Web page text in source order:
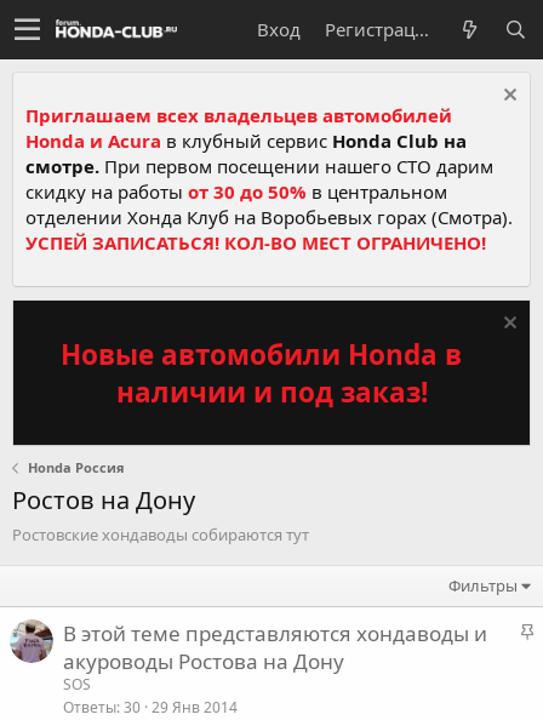
Вход Регистрация
Приглашаем всех владельцев автомобилей
Honda и Acura в клубный сервис Honda Club на
смотре. При первом посещении нашего СТО дарим
скидку на работы от 30 до 50% в центральном
отделении Хонда Клуб на Воробьевых горах (Смотра).
УСПЕЙ ЗАПИСАТЬСЯ! КОЛ-ВО МЕСТ ОГРАНИЧЕНО!
Новые автомобили Honda в
наличии и под заказ!
Honda Россия
Ростов на Дону
Ростовские хондаводы собираются тут
Фильтры
З
В этой теме представляются хондаводы и
акуроводы Ростова на Дону
SOS
Ответы 30 29 Янв 2014